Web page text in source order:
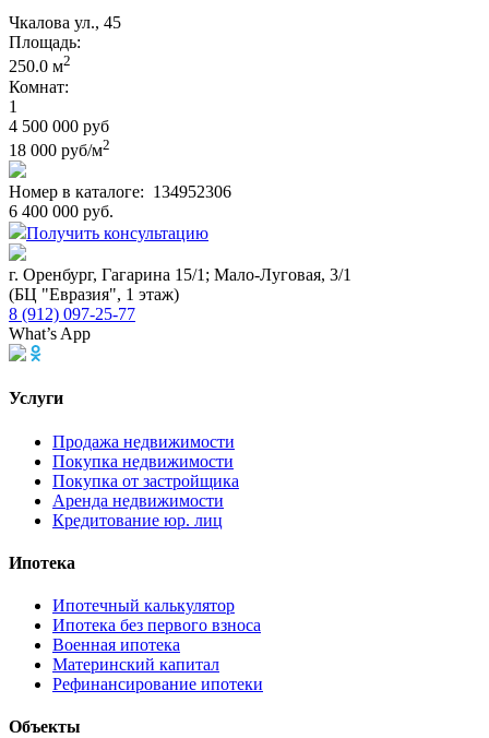
Чкалова ул., 45
Площадь:
250.0 м2
Комнат:
1
4 500 000 руб
18 000 руб/м2
Номер в каталоге: 134952306
6 400 000 руб.
Получить консультацию
г. Оренбург, Гагарина 15/1; Мало-Луговая, 3/1
(БЦ "Евразия", 1 этаж)
8 (912) 097-25-77
What’s App
Услуги
Продажа недвижимости
Покупка недвижимости
Покупка от застройщика
Аренда недвижимости
Кредитование юр. лиц
Ипотека
Ипотечный калькулятор
Ипотека без первого взноса
Военная ипотека
Материнский капитал
Рефинансирование ипотеки
Объекты